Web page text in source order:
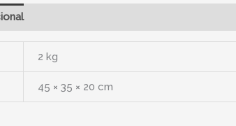
2 kg
45 × 35 × 20 cm